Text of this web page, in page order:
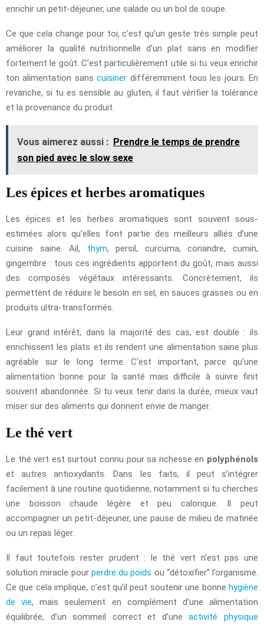
enrichir un petit-déjeuner, une salade ou un bol de soupe.
Ce que cela change pour toi, c’est qu’un geste très simple peut
améliorer la qualité nutritionnelle d’un plat sans en modifier
fortement le goût. C’est particulièrement utile si tu veux enrichir
ton alimentation sanscuisiner différemment tous les jours. En
revanche, si tu es sensible au gluten, il faut vérifier la tolérance
et la provenance du produit.
Vous aimerez aussi : Prendre le temps de prendre
son pied avec le slow sexe
Les épices et herbes aromatiques
Les épices et les herbes aromatiques sont souvent sous-
estimées alors qu’elles font partie des meilleurs alliés d’une
cuisine saine. Ail, thym, persil, curcuma, coriandre, cumin,
gingembre : tous ces ingrédients apportent du goût, mais aussi
des composés végétaux intéressants. Concrètement, ils
permettent de réduire le besoin en sel, en sauces grasses ou en
produits ultra-transformés.
Leur grand intérêt, dans la majorité des cas, est double : ils
enrichissent les plats et ils rendent une alimentation saine plus
agréable sur le long terme. C’est important, parce qu’une
alimentation bonne pour la santé mais difficile à suivre finit
souvent abandonnée. Si tu veux tenir dans la durée, mieux vaut
miser sur des aliments qui donnent envie de manger.
Le thé vert
Le thé vert est surtout connu pour sa richesse en polyphénols
et autres antioxydants. Dans les faits, il peut s’intégrer
facilement à une routine quotidienne, notamment si tu cherches
une boisson chaude légère et peu calorique. Il peut
accompagner un petit-déjeuner, une pause de milieu de matinée
ou un repas léger.
Il faut toutefois rester prudent : le thé vert n’est pas une
solution miracle pour perdre du poids ou “détoxifier” l’organisme.
Ce que cela implique, c’est qu’il peut soutenir une bonne hygiène
de vie, mais seulement en complément d’une alimentation
équilibrée, d’un sommeil correct et d’uneactivité physique